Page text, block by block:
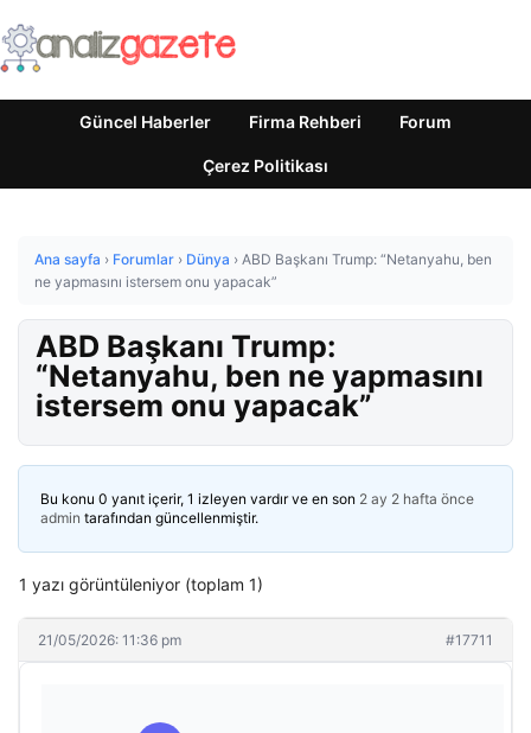
Güncel Haberler Firma Rehberi Forum
Çerez Politikası
Ana sayfa › Forumlar › Dünya › ABD Başkanı Trump: “Netanyahu, ben
ne yapmasını istersem onu yapacak”
ABD Başkanı Trump:
“Netanyahu, ben ne yapmasını
istersem onu yapacak”
Bu konu 0 yanıt içerir, 1 izleyen vardır ve en son 2 ay 2 hafta önce
admin tarafından güncellenmiştir.
1 yazı görüntüleniyor (toplam 1)
21/05/2026: 11:36 pm #17711